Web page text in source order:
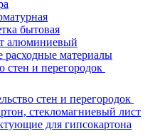
бытовая
алюминиевый
расходные материалы
стен и перегородок
стен и перегородок
стекломагниевый лист
для гипсокартона